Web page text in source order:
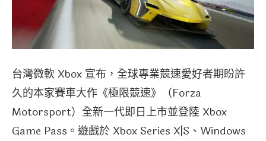
台灣微軟 Xbox 宣布，全球專業競速愛好者期盼許
久的本家賽車大作《極限競速》（Forza
Motorsport）全新一代即日上市並登陸 Xbox
Game Pass。遊戲於 Xbox Series X|S、Windows